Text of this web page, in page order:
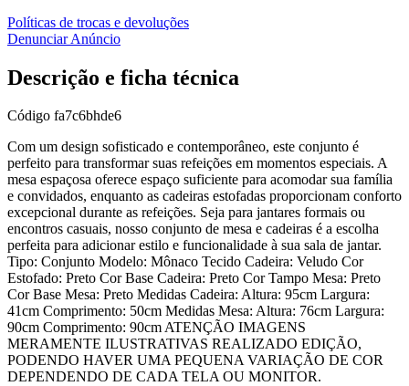
Políticas de trocas e devoluções
Denunciar Anúncio
Descrição e ficha técnica
Código fa7c6bhde6
Com um design sofisticado e contemporâneo, este conjunto é
perfeito para transformar suas refeições em momentos especiais. A
mesa espaçosa oferece espaço suficiente para acomodar sua família
e convidados, enquanto as cadeiras estofadas proporcionam conforto
excepcional durante as refeições. Seja para jantares formais ou
encontros casuais, nosso conjunto de mesa e cadeiras é a escolha
perfeita para adicionar estilo e funcionalidade à sua sala de jantar.
Tipo: Conjunto Modelo: Mônaco Tecido Cadeira: Veludo Cor
Estofado: Preto Cor Base Cadeira: Preto Cor Tampo Mesa: Preto
Cor Base Mesa: Preto Medidas Cadeira: Altura: 95cm Largura:
41cm Comprimento: 50cm Medidas Mesa: Altura: 76cm Largura:
90cm Comprimento: 90cm ATENÇÃO IMAGENS
MERAMENTE ILUSTRATIVAS REALIZADO EDIÇÃO,
PODENDO HAVER UMA PEQUENA VARIAÇÃO DE COR
DEPENDENDO DE CADA TELA OU MONITOR.